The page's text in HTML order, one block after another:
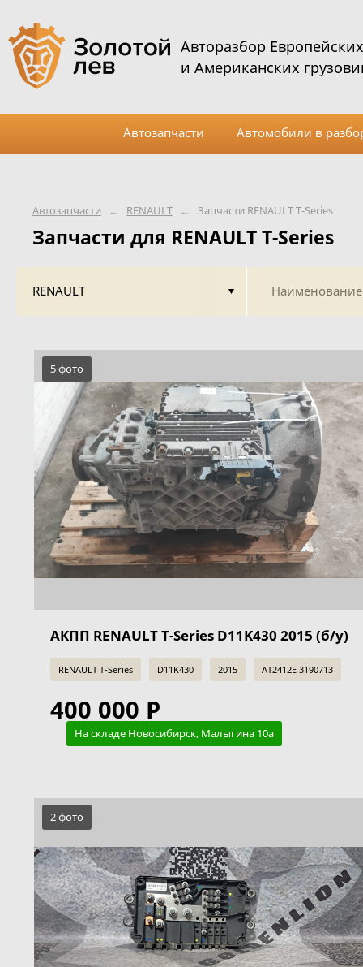
Автозапчасти ← RENAULT ← Запчасти RENAULT T-Series
Запчасти для RENAULT T-Series
RENAULT Наименование
5 фото
АКПП RENAULT T-Series D11K430 2015 (б/у)
RENAULT T-Series D11K430 2015 AT2412E 3190713
400 000 Р
На складе Новосибирск, Малыгина 10а
2 фото
Авторазбор Европейских
и Американских
Автозапчасти Автомобили в